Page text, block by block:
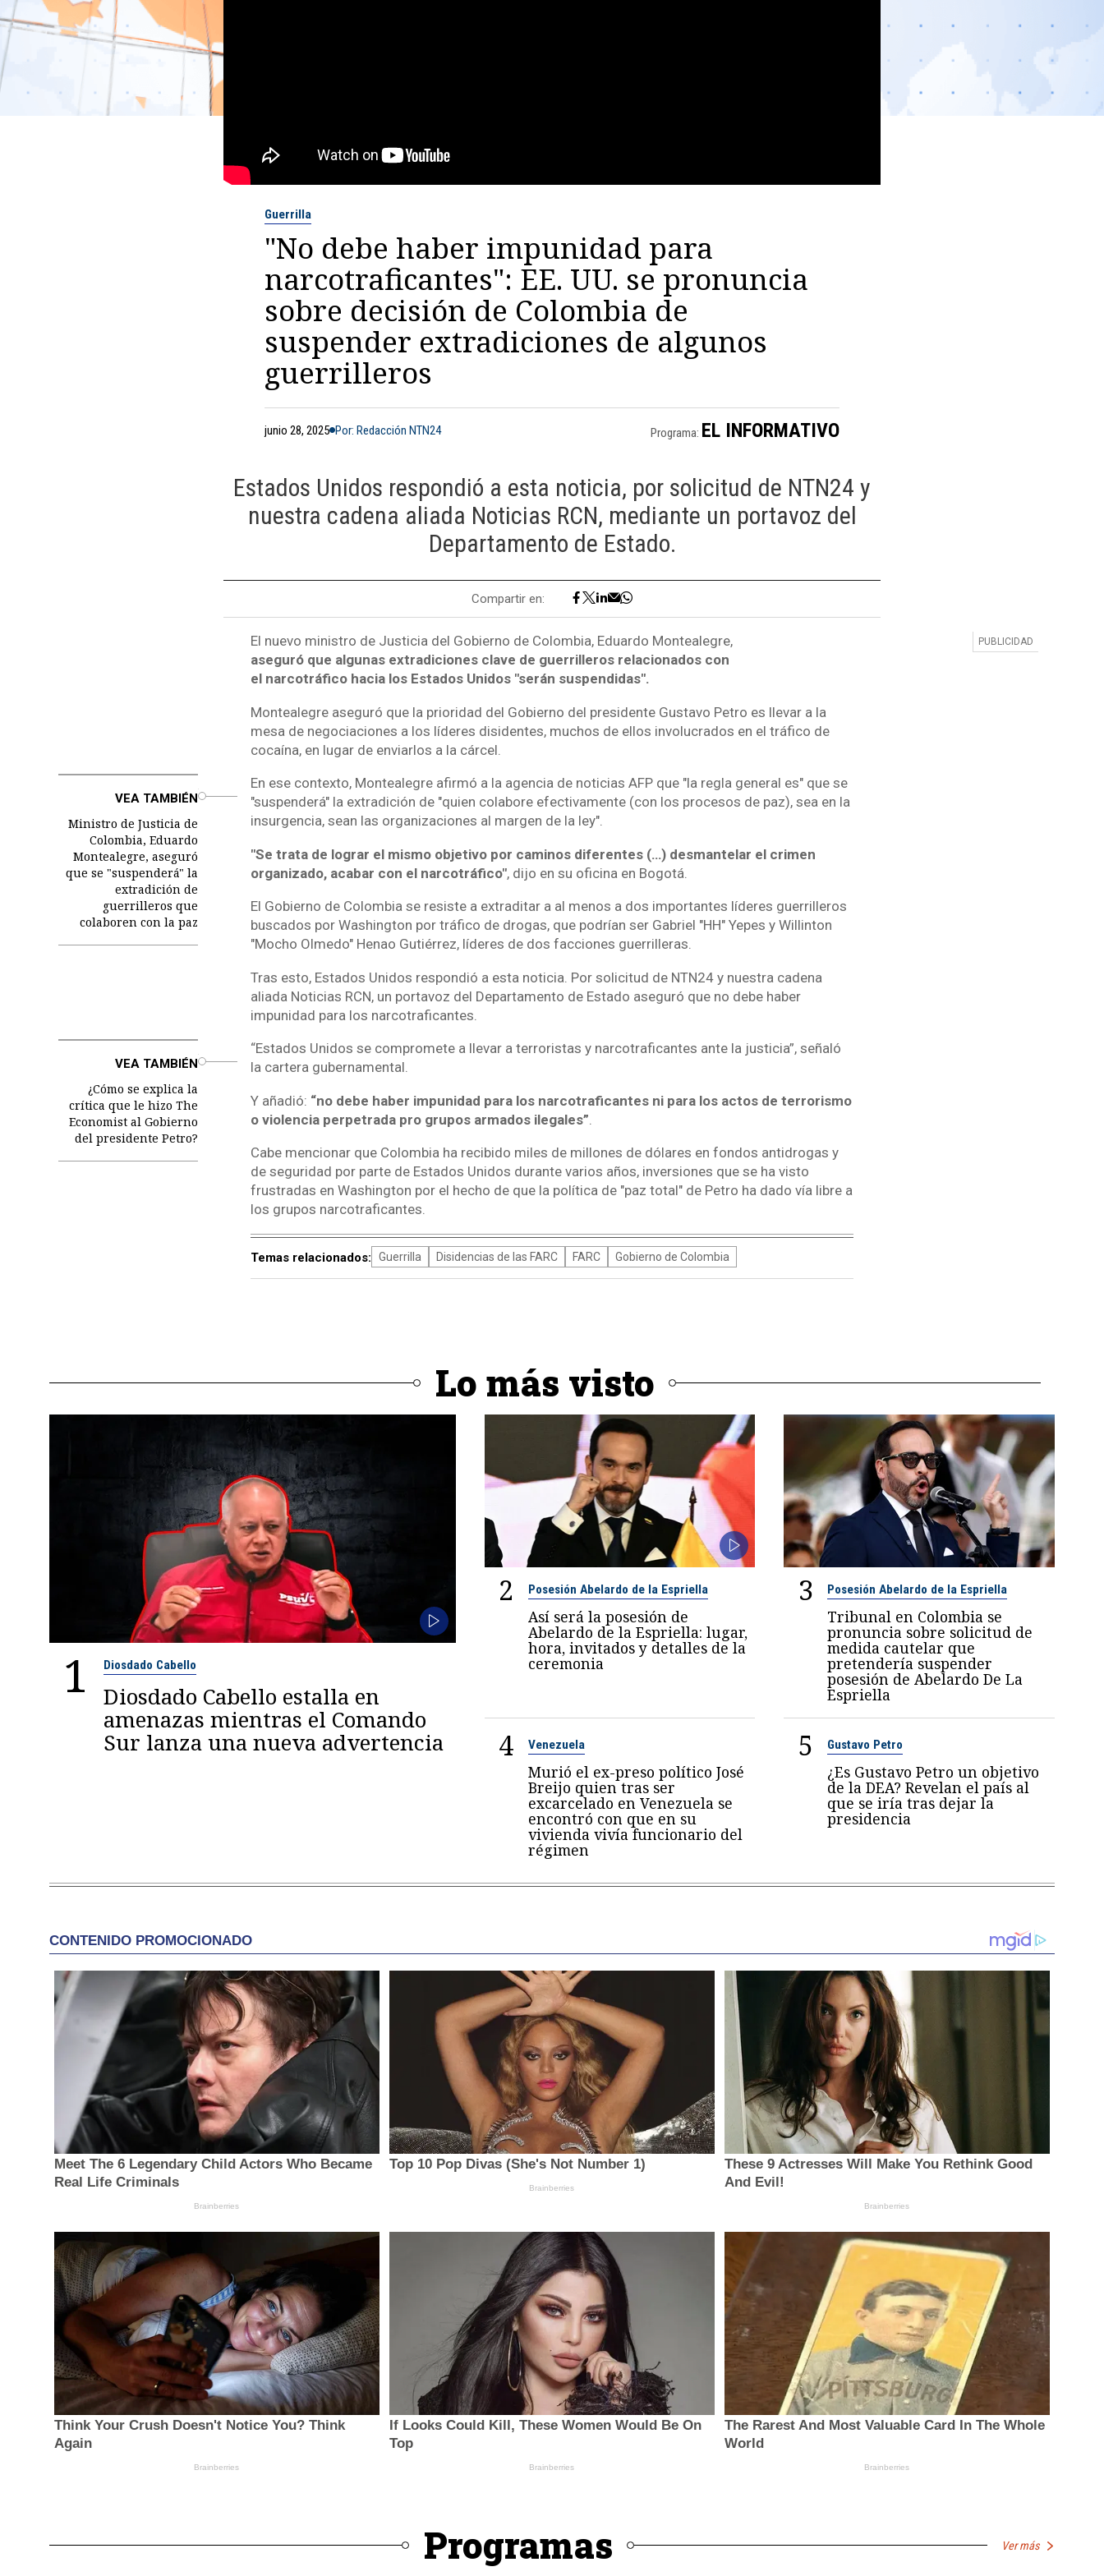
Guerrilla
"No debe haber impunidad para
narcotraficantes": EE. UU. se pronuncia
sobre decisión de Colombia de
suspender extradiciones de algunos
guerrilleros
junio 28, 2025 Por: Redacción NTN24 Programa: EL INFORMATIVO
Estados Unidos respondió a esta noticia, por solicitud de NTN24 y
nuestra cadena aliada Noticias RCN, mediante un portavoz del
Departamento de Estado.
Compartir en:
El nuevo ministro de Justicia del Gobierno de Colombia, Eduardo Montealegre,
aseguró que algunas extradiciones clave de guerrilleros relacionados con
el narcotráfico hacia los Estados Unidos "serán suspendidas".
Montealegre aseguró que la prioridad del Gobierno del presidente Gustavo Petro es llevar a la
mesa de negociaciones a los líderes disidentes, muchos de ellos involucrados en el tráfico de
cocaína, en lugar de enviarlos a la cárcel.
VEA TAMBIÉN
Ministro de Justicia de
Colombia, Eduardo
Montealegre, aseguró
que se "suspenderá" la
extradición de
guerrilleros que
colaboren con la paz
En ese contexto, Montealegre afirmó a la agencia de noticias AFP que "la regla general es" que se
"suspenderá" la extradición de "quien colabore efectivamente (con los procesos de paz), sea en la
insurgencia, sean las organizaciones al margen de la ley".
"Se trata de lograr el mismo objetivo por caminos diferentes (…) desmantelar el crimen
organizado, acabar con el narcotráfico", dijo en su oficina en Bogotá.
El Gobierno de Colombia se resiste a extraditar a al menos a dos importantes líderes guerrilleros
buscados por Washington por tráfico de drogas, que podrían ser Gabriel "HH" Yepes y Willinton
"Mocho Olmedo" Henao Gutiérrez, líderes de dos facciones guerrilleras.
Tras esto, Estados Unidos respondió a esta noticia. Por solicitud de NTN24 y nuestra cadena
aliada Noticias RCN, un portavoz del Departamento de Estado aseguró que no debe haber
impunidad para los narcotraficantes.
VEA TAMBIÉN
¿Cómo se explica la
crítica que le hizo The
Economist al Gobierno
del presidente Petro?
“Estados Unidos se compromete a llevar a terroristas y narcotraficantes ante la justicia”, señaló
la cartera gubernamental.
Y añadió: “no debe haber impunidad para los narcotraficantes ni para los actos de terrorismo
o violencia perpetrada pro grupos armados ilegales”
Cabe mencionar que Colombia ha recibido miles de millones de dólares en fondos antidrogas y
de seguridad por parte de Estados Unidos durante varios años, inversiones que se ha visto
frustradas en Washington por el hecho de que la política de "paz total" de Petro ha dado vía libre a
los grupos narcotraficantes.
Temas relacionados: Guerrilla Disidencias de las FARC FARC Gobierno de Colombia
Lo más visto
1 Diosdado Cabello
Diosdado Cabello estalla en
amenazas mientras el Comando
Sur lanza una nueva advertencia
2 Posesión Abelardo de la Espriella
Así será la posesión de
Abelardo de la Espriella: lugar,
hora, invitados y detalles de la
ceremonia
3 Posesión Abelardo de la Espriella
Tribunal en Colombia se
pronuncia sobre solicitud de
medida cautelar que
pretendería suspender
posesión de Abelardo De La
Espriella
4 Venezuela
Murió el ex-preso político José
Breijo quien tras ser
excarcelado en Venezuela se
encontró con que en su
vivienda vivía funcionario del
régimen
5 Gustavo Petro
¿Es Gustavo Petro un objetivo
de la DEA? Revelan el país al
que se iría tras dejar la
presidencia
Programas Ver más